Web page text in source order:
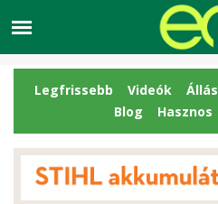
Legfrissebb Videók Állás
Blog
Hasznos